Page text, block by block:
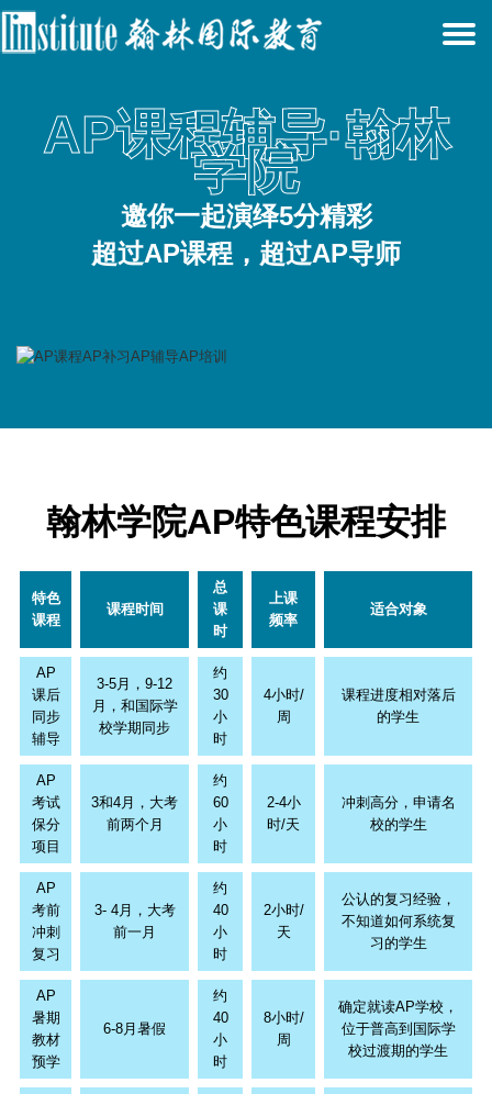
AP课程辅导·翰林
学院
邀你一起演绎5分精彩
超过AP课程，超过AP导师
翰林学院AP特色课程安排
特色
课程
课程时间
总
课
时
上课
频率
适合对象
AP
课后
同步
辅导
3-5月，9-12
月，和国际学
校学期同步
约
30
小
时
4小时/
周
课程进度相对落后
的学生
AP
考试
保分
项目
3和4月，大考
前两个月
约
60
小
时
2-4小
时/天
冲刺高分，申请名
校的学生
AP
考前
冲刺
复习
3- 4月，大考
前一月
约
40
小
时
2小时/
天
公认的复习经验，
不知道如何系统复
习的学生
AP
暑期
教材
预学
6-8月暑假
约
40
小
时
8小时/
周
确定就读AP学校，
位于普高到国际学
校过渡期的学生